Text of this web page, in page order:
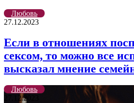
Любовь
27.12.2023
Если в отношениях
сексом, то можно все
высказал мнение
Любовь
27.12.2023